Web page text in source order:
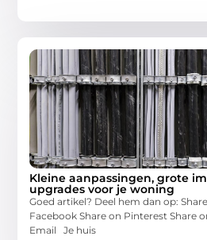
Kleine aanpassingen, grote
upgrades voor je woning
Goed artikel? Deel hem dan op:
Facebook Share on Pinterest Share
Email Je huis